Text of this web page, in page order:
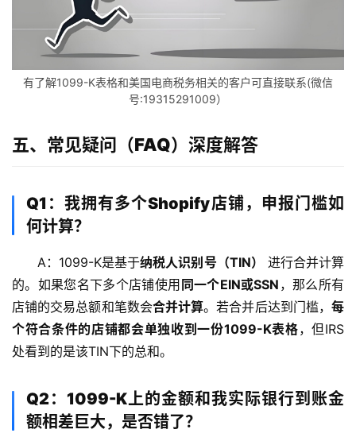
有了解1099-K表格和美国电商税务相关的客户可直接联系(微信
号:19315291009）
五、常见疑问（FAQ）深度解答
Q1：我拥有多个Shopify店铺，申报门槛如
何计算？
A：1099-K是基于纳税人识别号（TIN）
进行合并计算
的。如果您名下多个店铺使用 同一个EIN或SSN ，那么所有
店铺的交易总额和笔数会合并计算。若合并后达到门槛，每
个符合条件的店铺都会单独收到一份1099-K表格，但IRS
处看到的是该TIN下的总和。
Q2：1099-K上的金额和我实际银行到账金
额相差巨大，是否错了？